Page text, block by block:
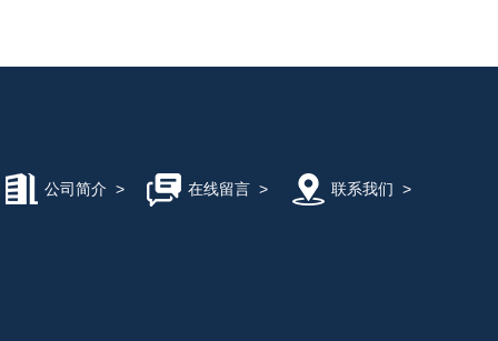
公司简介 > 在线留言> 联系我们 >